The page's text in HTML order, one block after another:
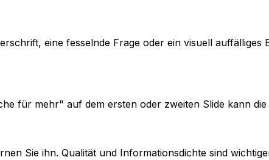
eine fesselnde Frage oder ein visuell auffälliges
für mehr" auf dem ersten oder zweiten Slide kann
Sie ihn. Qualität und Informationsdichte sind